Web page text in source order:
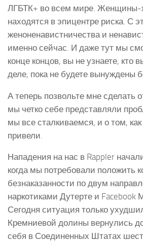
ЛГБТК+ во всем мире. Женщины-
находятся в эпицентре риска. С
женоненавистничества и
именно сейчас. И даже тут мы
конце концов, вы не узнаете, кто
деле, пока не будете вынуждены
А теперь позвольте мне сделать
мы четко себе представляли
мы все сталкиваемся, и о том,
привели.
Нападения на нас в Rappler
когда мы потребовали положить
безнаказанности по двум
наркотиками Дутерте и Facebook
Сегодня ситуация только
Кремниевой долины вернулись
себя в Соединенных Штатах